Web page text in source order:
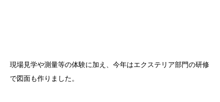
現場見学や測量等の体験に加え、今年はエクステリア部門の研修
で図面も作りました。